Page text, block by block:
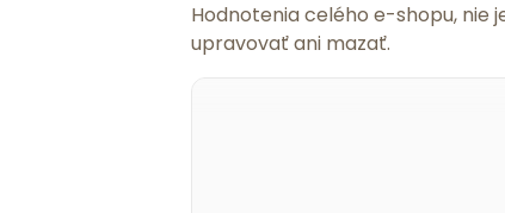
Hodnotenia celého e-shopu, nie
upravovať ani mazať.